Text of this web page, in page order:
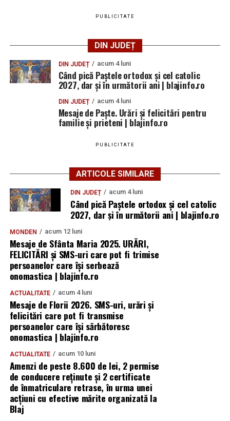
PUBLICITATE
DIN JUDEȚ
DIN JUDEȚ acum 4 luni
Când pică Paștele ortodox și cel catolic
2027, dar și în următorii ani | blajinfo.ro
DIN JUDEȚ acum 4 luni
Mesaje de Paște. Urări și felicitări pentru
familie și prieteni | blajinfo.ro
PUBLICITATE
ARTICOLE SIMILARE
DIN JUDEȚ acum 4 luni
Când pică Paștele ortodox și cel catolic
2027, dar și în următorii ani | blajinfo.ro
MONDEN acum 12 luni
Mesaje de Sfânta Maria 2025. URĂRI,
FELICITĂRI și SMS-uri care pot fi trimise
persoanelor care își serbează
onomastica | blajinfo.ro
ACTUALITATE acum 4 luni
Mesaje de Florii 2026. SMS-uri, urări și
felicitări care pot fi transmise
persoanelor care îşi sărbătoresc
onomastica | blajinfo.ro
ACTUALITATE acum 10 luni
Amenzi de peste 8.600 de lei, 2 permise
de conducere reținute și 2 certificate
de înmatriculare retrase, în urma unei
acțiuni cu efective mărite organizată la
Blaj